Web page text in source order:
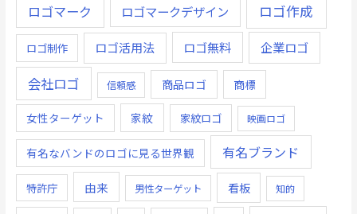
ロゴマーク ロゴマークデザイン ロゴ作成
ロゴ制作 ロゴ活用法 ロゴ無料 企業ロゴ
会社ロゴ 信頼感 商品ロゴ 商標
女性ターゲット 家紋 家紋ロゴ 映画ロゴ
有名なバンドのロゴに見る世界観 有名ブランド
特許庁 由来 男性ターゲット 看板 知的